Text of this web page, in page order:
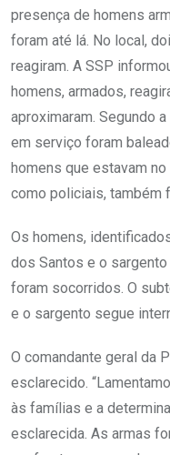
presença de homens
foram até lá. No local,
reagiram. A SSP
homens, armados,
aproximaram. Segundo
em serviço foram
homens que estavam
como policiais, também
Os homens,
dos Santos e o sargento
foram socorridos. O
e o sargento segue
O comandante geral da
esclarecido.
às famílias e a
esclarecida. As armas